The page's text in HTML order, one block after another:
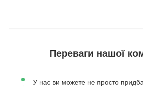
Переваги нашої
У нас ви можете не просто